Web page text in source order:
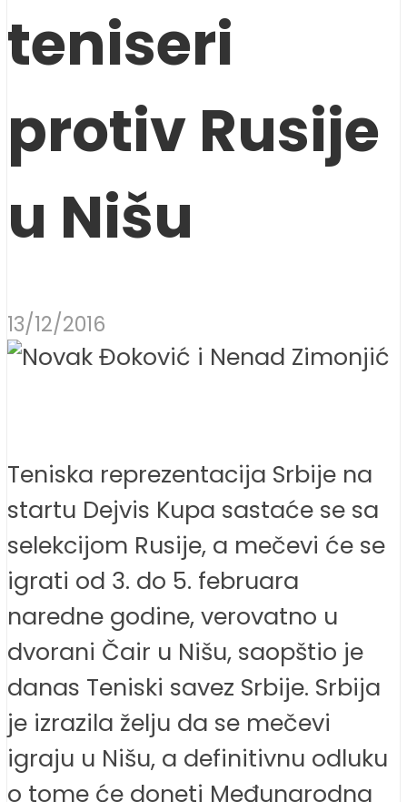
teniseri
protiv Rusije
u Nišu
13/12/2016
Teniska reprezentacija Srbije na
startu Dejvis Kupa sastaće se sa
selekcijom Rusije, a mečevi će se
igrati od 3. do 5. februara
naredne godine, verovatno u
dvorani Čair u Nišu, saopštio je
danas Teniski savez Srbije. Srbija
je izrazila želju da se mečevi
igraju u Nišu, a definitivnu odluku
o tome će doneti Međunarodna